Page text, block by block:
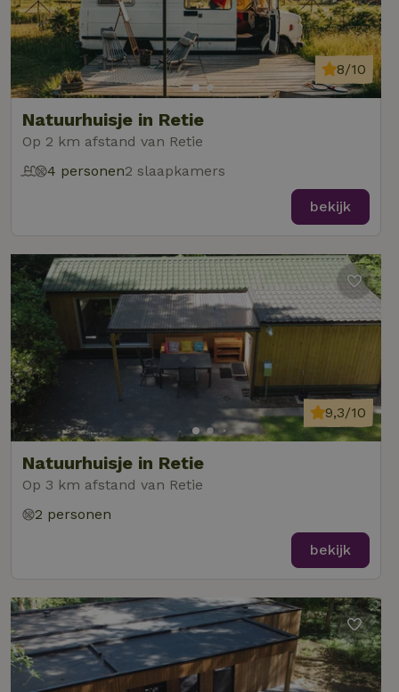
Natuurhuisje in Retie
Op 2 km afstand van Retie
8/10
4 personen2 slaapkamers
bekijk
Natuurhuisje in Retie
Op 3 km afstand van Retie
9,3/10
2 personen
bekijk